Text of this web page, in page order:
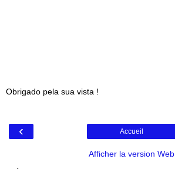
Obrigado pela sua vista !
‹ Accueil
Afficher la version Web